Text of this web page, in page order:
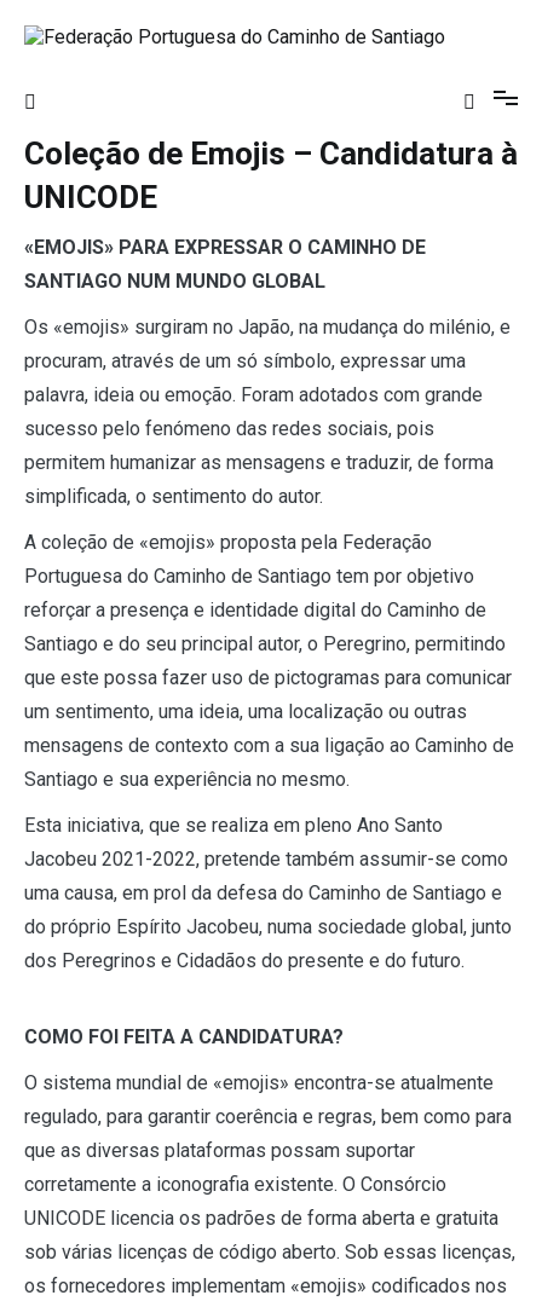
para
Santiago
Coleção de Emojis – Candidatura à
UNICODE
«EMOJIS» PARA EXPRESSAR O CAMINHO DE
SANTIAGO NUM MUNDO GLOBAL
Os «emojis» surgiram no Japão, na mudança do milénio, e
procuram, através de um só símbolo, expressar uma
palavra, ideia ou emoção. Foram adotados com grande
sucesso pelo fenómeno das redes sociais, pois
permitem humanizar as mensagens e traduzir, de forma
simplificada, o sentimento do autor.
A coleção de «emojis» proposta pela Federação
Portuguesa do Caminho de Santiago tem por objetivo
reforçar a presença e identidade digital do Caminho de
Santiago e do seu principal autor, o Peregrino, permitindo
que este possa fazer uso de pictogramas para comunicar
um sentimento, uma ideia, uma localização ou outras
mensagens de contexto com a sua ligação ao Caminho de
Santiago e sua experiência no mesmo.
Esta iniciativa, que se realiza em pleno Ano Santo
Jacobeu 2021-2022, pretende também assumir-se como
uma causa, em prol da defesa do Caminho de Santiago e
do próprio Espírito Jacobeu, numa sociedade global, junto
dos Peregrinos e Cidadãos do presente e do futuro.
COMO FOI FEITA A CANDIDATURA?
O sistema mundial de «emojis» encontra-se atualmente
regulado, para garantir coerência e regras, bem como para
que as diversas plataformas possam suportar
corretamente a iconografia existente. O Consórcio
UNICODE licencia os padrões de forma aberta e gratuita
sob várias licenças de código aberto. Sob essas licenças,
os fornecedores implementam «emojis» codificados nos